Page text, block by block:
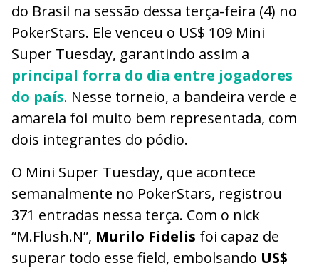
do Brasil na sessão dessa terça-feira (4) no
PokerStars. Ele venceu o US$ 109 Mini
Super Tuesday, garantindo assim a
principal forra do dia entre jogadores
do país. Nesse torneio, a bandeira verde e
amarela foi muito bem representada, com
dois integrantes do pódio.
O Mini Super Tuesday, que acontece
semanalmente no PokerStars, registrou
371 entradas nessa terça. Com o nick
“M.Flush.N”, Murilo Fidelis foi capaz de
superar todo esse field, embolsando US$